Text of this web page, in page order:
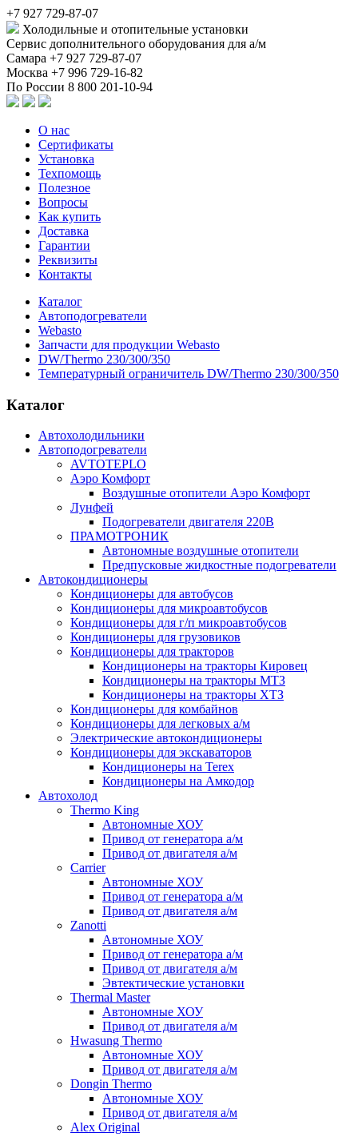
+7 927 729-87-07
Холодильные и отопительные установки
Сервис дополнительного оборудования для а/м
Самара +7 927 729-87-07
Москва +7 996 729-16-82
По России 8 800 201-10-94
О нас
Сертификаты
Установка
Техпомощь
Полезное
Вопросы
Как купить
Доставка
Гарантии
Реквизиты
Контакты
Каталог
Автоподогреватели
Webasto
Запчасти для продукции Webasto
DW/Thermo 230/300/350
Температурный ограничитель DW/Thermo 230/300/350
Каталог
Автохолодильники
Автоподогреватели
AVTOTEPLO
Аэро Комфорт
Воздушные отопители Аэро Комфорт
Лунфей
Подогреватели двигателя 220В
ПРАМОТРОНИК
Автономные воздушные отопители
Предпусковые жидкостные подогреватели
Автокондиционеры
Кондиционеры для автобусов
Кондиционеры для микроавтобусов
Кондиционеры для г/п микроавтобусов
Кондиционеры для грузовиков
Кондиционеры для тракторов
Кондиционеры на тракторы Кировец
Кондиционеры на тракторы МТЗ
Кондиционеры на тракторы ХТЗ
Кондиционеры для комбайнов
Кондиционеры для легковых а/м
Электрические автокондиционеры
Кондиционеры для экскаваторов
Кондиционеры на Terex
Кондиционеры на Амкодор
Автохолод
Thermo King
Автономные ХОУ
Привод от генератора а/м
Привод от двигателя а/м
Carrier
Автономные ХОУ
Привод от генератора а/м
Привод от двигателя а/м
Zanotti
Автономные ХОУ
Привод от генератора а/м
Привод от двигателя а/м
Эвтектические установки
Thermal Master
Автономные ХОУ
Привод от двигателя а/м
Hwasung Thermo
Автономные ХОУ
Привод от двигателя а/м
Dongin Thermo
Автономные ХОУ
Привод от двигателя а/м
Alex Original